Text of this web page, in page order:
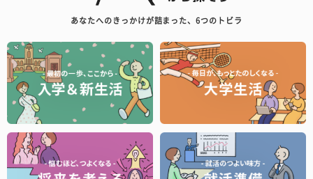
あなたへのきっかけが詰まった、6つのトビラ